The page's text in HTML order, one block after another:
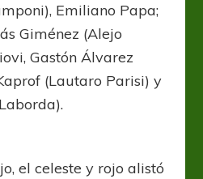
Emiliano Papa;
Giménez (Alejo
Gastón Álvarez
(Lautaro Parisi) y
el celeste y rojo alistó